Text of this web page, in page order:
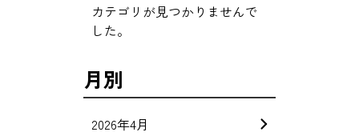
カテゴリが見つかりませんで
した。
月別
2026年4月